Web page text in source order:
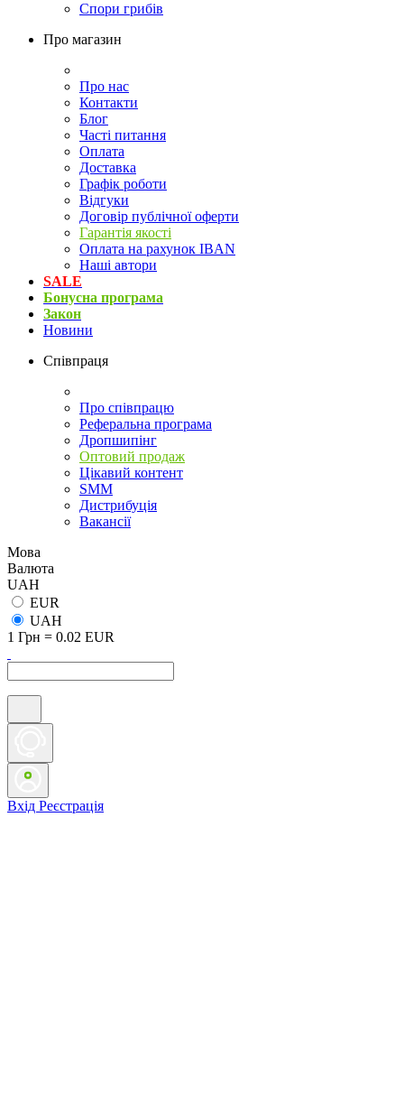
Спори грибів
Про магазин
Про нас
Контакти
Блог
Часті питання
Оплата
Доставка
Графік роботи
Відгуки
Договір публічної оферти
Гарантія якості
Оплата на рахунок IBAN
Наші автори
SALE
Бонусна програма
Закон
Новини
Співпраця
Про співпрацю
Реферальна програма
Дропшипінг
Оптовий продаж
Цікавий контент
SMM
Дистрибуція
Вакансії
Мова
Валюта
UAH
EUR
UAH
1 Грн = 0.02 EUR
Вхід Реєстрація